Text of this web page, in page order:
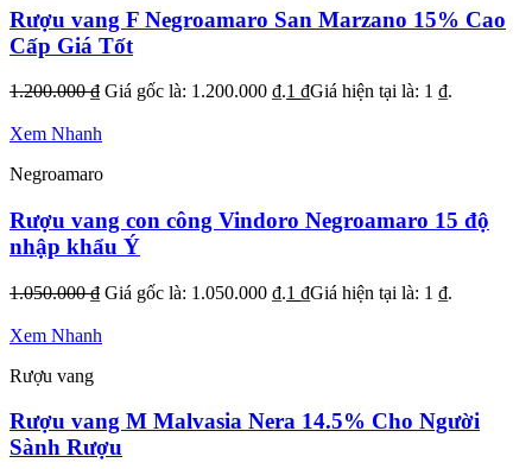
Rượu vang F Negroamaro San Marzano 15% Cao
Cấp Giá Tốt
1.200.000₫ Giá gốc là: 1.200.000 ₫.1 ₫Giá hiện tại là: 1 ₫.
Xem Nhanh
Negroamaro
Rượu vang con công Vindoro Negroamaro 15 độ
nhập khẩu Ý
1.050.000₫ Giá gốc là: 1.050.000 ₫.1 ₫Giá hiện tại là: 1 ₫.
Xem Nhanh
Rượu vang
Rượu vang M Malvasia Nera 14.5% Cho Người
Sành Rượu